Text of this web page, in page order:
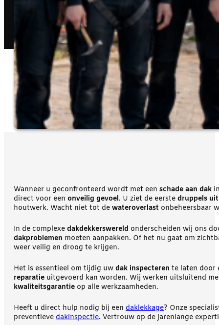
Wanneer u geconfronteerd wordt met een schade aan dak
direct voor een onveilig gevoel. U ziet de eerste druppels
houtwerk. Wacht niet tot de wateroverlast onbeheersbaar
In de complexe dakdekkerswereld onderscheiden wij ons
dakproblemen moeten aanpakken. Of het nu gaat om
weer veilig en droog te krijgen.
Het is essentieel om tijdig uw dak inspecteren te laten door
reparatie uitgevoerd kan worden. Wij werken uitsluitend
kwaliteitsgarantie op alle werkzaamheden.
Heeft u direct hulp nodig bij een daklekkage? Onze
preventieve dakinspectie. Vertrouw op de jarenlange